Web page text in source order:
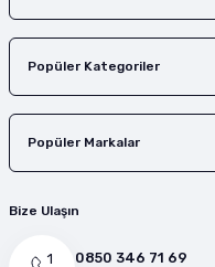
Popüler Kategoriler
Popüler Markalar
Bize Ulaşın
0850 346 71 69